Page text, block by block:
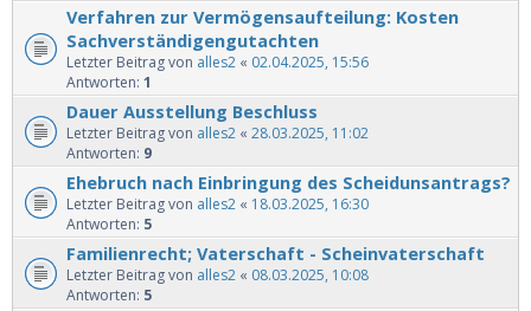
Verfahren zur Vermögensaufteilung: Kosten
Sachverständigengutachten
Letzter Beitrag von alles2 « 02.04.2025, 15:56
Antworten: 1
Dauer Ausstellung Beschluss
Letzter Beitrag von alles2 « 28.03.2025, 11:02
Antworten: 9
Ehebruch nach Einbringung des Scheidunsantrags?
Letzter Beitrag von alles2 « 18.03.2025, 16:30
Antworten: 5
Familienrecht; Vaterschaft - Scheinvaterschaft
Letzter Beitrag von alles2 « 08.03.2025, 10:08
Antworten: 5